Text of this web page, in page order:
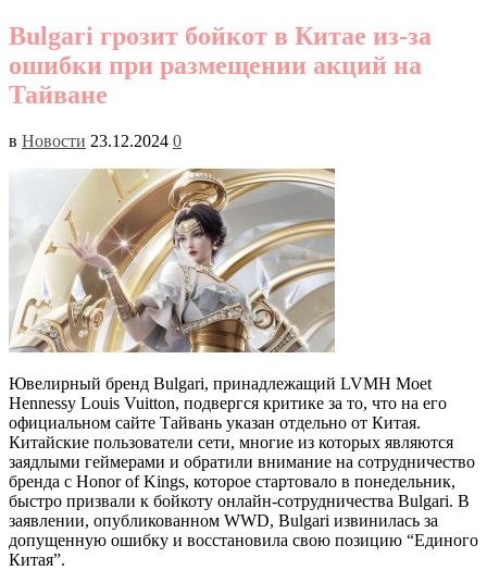
Bulgari грозит бойкот в Китае из-за
ошибки при размещении акций на
Тайване
в Новости 23.12.2024 0
Ювелирный бренд Bulgari, принадлежащий LVMH Moet
Hennessy Louis Vuitton, подвергся критике за то, что на его
официальном сайте Тайвань указан отдельно от Китая.
Китайские пользователи сети, многие из которых являются
заядлыми геймерами и обратили внимание на сотрудничество
бренда с Honor of Kings, которое стартовало в понедельник,
быстро призвали к бойкоту онлайн-сотрудничества Bulgari. В
заявлении, опубликованном WWD, Bulgari извинилась за
допущенную ошибку и восстановила свою позицию “Единого
Китая”.